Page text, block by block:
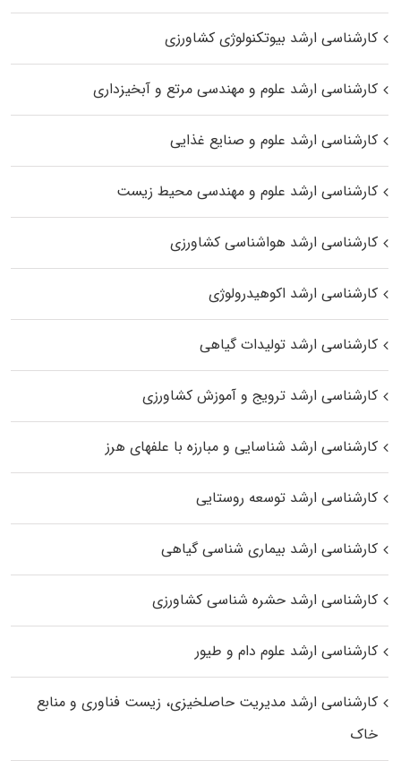
کارشناسی ارشد بیوتکنولوژی کشاورزی
کارشناسی ارشد علوم و مهندسی مرتع و آبخیزداری
کارشناسی ارشد علوم و صنایع غذایی
کارشناسی ارشد علوم و مهندسی محیط زیست
کارشناسی ارشد هواشناسی کشاورزی
کارشناسی ارشد اکوهیدرولوژی
کارشناسی ارشد تولیدات گیاهی
کارشناسی ارشد ترویج و آموزش کشاورزی
کارشناسی ارشد شناسایی و مبارزه با علفهای هرز
کارشناسی ارشد توسعه روستایی
کارشناسی ارشد بیماری‌ شناسی گیاهی
کارشناسی ارشد حشره‌ شناسی کشاورزی
کارشناسی ارشد علوم دام و طیور
کارشناسی ارشد مدیریت حاصلخیزی، زیست فناوری و منابع
خاک